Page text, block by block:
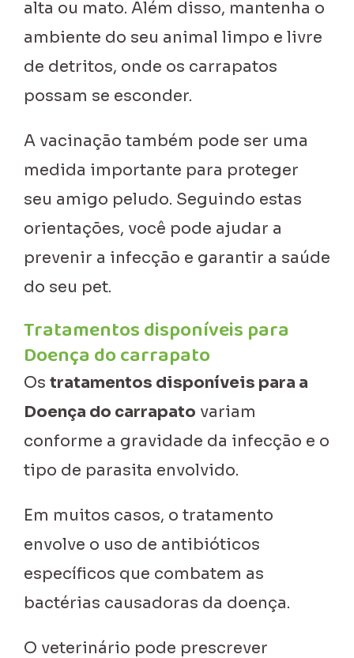
alta ou mato. Além disso, mantenha o
ambiente do seu animal limpo e livre
de detritos, onde os carrapatos
possam se esconder.
A vacinação também pode ser uma
medida importante para proteger
seu amigo peludo. Seguindo estas
orientações, você pode ajudar a
prevenir a infecção e garantir a saúde
do seu pet.
Tratamentos disponíveis para
Doença do carrapato
Os tratamentos disponíveis para a
Doença do carrapato variam
conforme a gravidade da infecção e o
tipo de parasita envolvido.
Em muitos casos, o tratamento
envolve o uso de antibióticos
específicos que combatem as
bactérias causadoras da doença.
O veterinário pode prescrever